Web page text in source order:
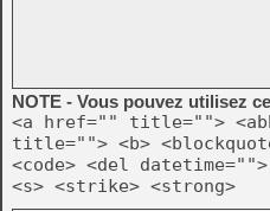
NOTE - Vous pouvez utilisez
<a href="" title="">
title=""> <b>
<code> <del
<s> <strike> <strong>